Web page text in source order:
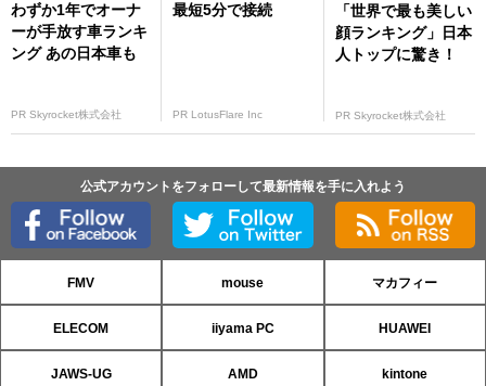
わずか1年でオーナ
ーが手放す車ランキ
ング あの日本車も
PR Skyrocket株式会社
最短5分で接続
PR LotusFlare Inc
「世界で最も美しい
顔ランキング」日本
人トップに驚き！
PR Skyrocket株式会社
公式アカウントをフォローして最新情報を手に入れよう
FMV mouse マカフィー
ELECOM iiyama PC HUAWEI
JAWS-UG AMD kintone